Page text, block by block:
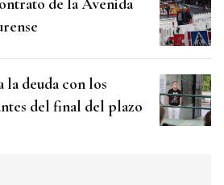
de la Avenida
deuda con los
del final del plazo